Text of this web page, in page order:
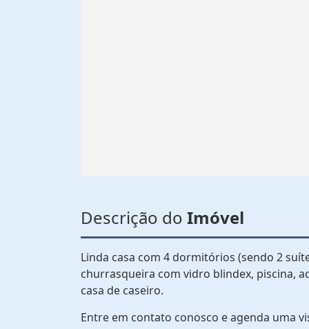
Descrição do Imóvel
Linda casa com 4 dormitórios (sendo 2
churrasqueira com vidro blindex, piscina,
casa de caseiro.
Entre em contato conosco e agenda uma